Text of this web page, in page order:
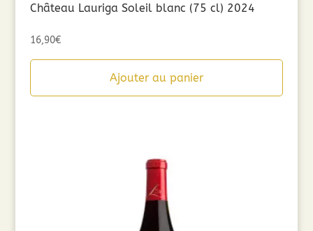
Château Lauriga Soleil blanc (75 cl) 2024
16,90€
Ajouter au panier